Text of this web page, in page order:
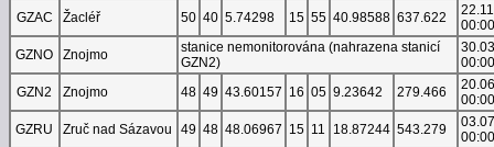
GZAC
Žacléř 50 40 5.74298 15 55 40.98588 637.622
00:00
GZNO
Znojmo
stanice nemonitorována (nahrazena stanicí
GZN2)
00:00
GZN2
Znojmo 48 49 43.60157 16 05 9.23642 279.466
00:00
GZRU
Zruč nad Sázavou 49 48 48.06967 15 11 18.87244 543.279
00:00